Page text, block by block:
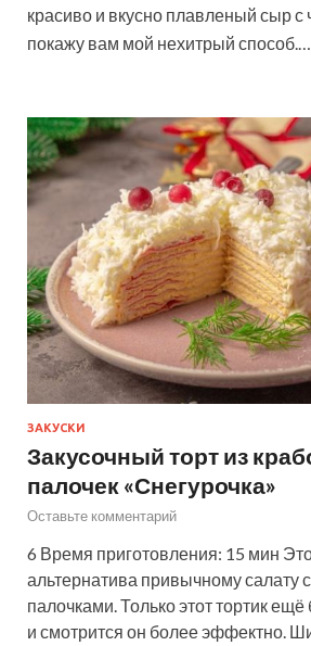
красиво и вкусно плавленый сыр с
покажу вам мой нехитрый способ.…
ЗАКУСКИ
Закусочный торт из
палочек «Снегурочка»
Оставьте комментарий
6 Время приготовления: 15 мин
альтернатива привычному салату
палочками. Только этот тортик
и смотрится он более эффектно.